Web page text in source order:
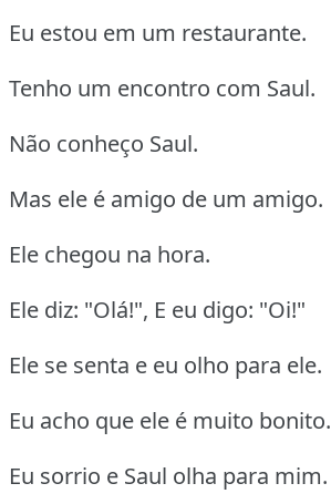
Eu estou em um restaurante.
Tenho um encontro com Saul.
Não conheço Saul.
Mas ele é amigo de um amigo.
Ele chegou na hora.
Ele diz: "Olá!", E eu digo: "Oi!"
Ele se senta e eu olho para ele.
Eu acho que ele é muito bonito.
Eu sorrio e Saul olha para mim.